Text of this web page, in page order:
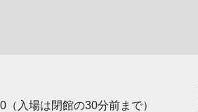
（入場は閉館の30分前まで）